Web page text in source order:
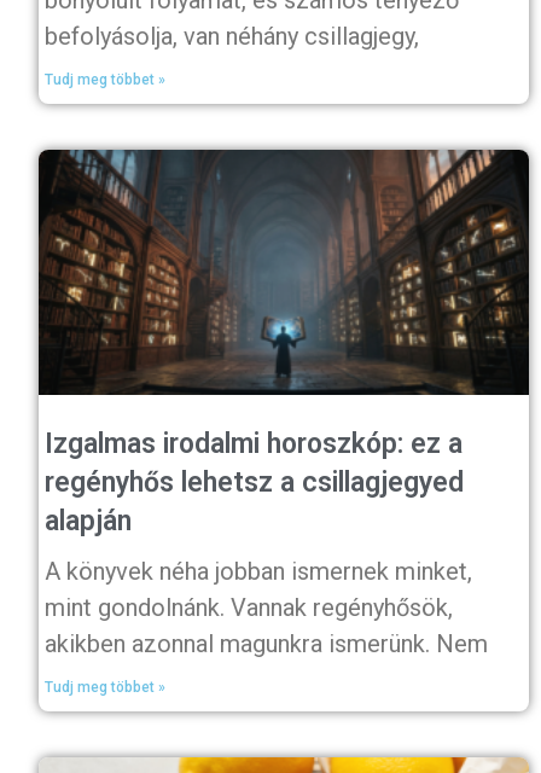
befolyásolja, van néhány csillagjegy,
Tudj meg többet »
Izgalmas irodalmi horoszkóp: ez a
regényhős lehetsz a csillagjegyed
alapján
A könyvek néha jobban ismernek minket,
mint gondolnánk. Vannak regényhősök,
akikben azonnal magunkra ismerünk. Nem
Tudj meg többet »